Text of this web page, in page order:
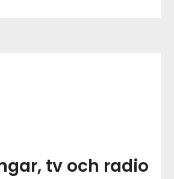
tv och radio